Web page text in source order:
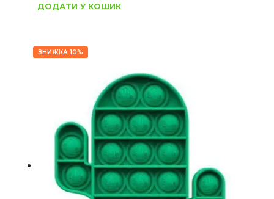
ДОДАТИ У КОШИК
ЗНИЖКА 10%